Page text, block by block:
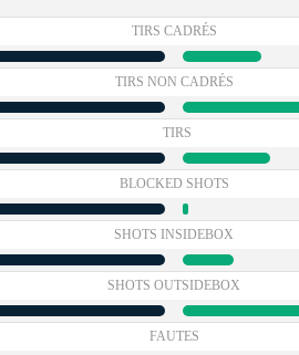
TIRS CADRÉS
TIRS NON CADRÉS
TIRS
BLOCKED SHOTS
SHOTS INSIDEBOX
SHOTS OUTSIDEBOX
FAUTES